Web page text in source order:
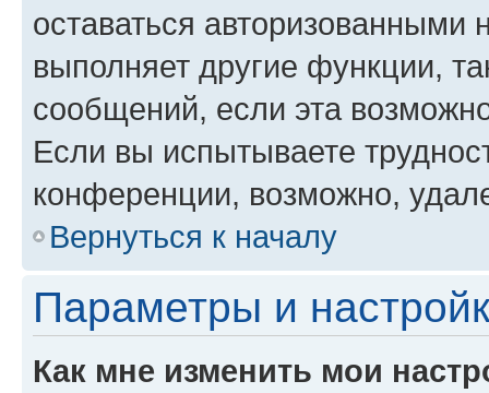
оставаться авторизованными
выполняет другие функции,
сообщений, если эта
Если вы испытываете
конференции, возможно,
Вернуться к началу
Параметры и
Как мне изменить мои